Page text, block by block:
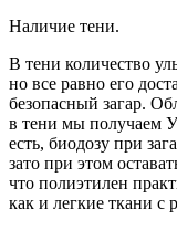
Наличие тени.
В тени количество
но все равно его
безопасный загар.
в тени мы получаем
есть, биодозу при
зато при этом
что полиэтилен
как и легкие ткани с